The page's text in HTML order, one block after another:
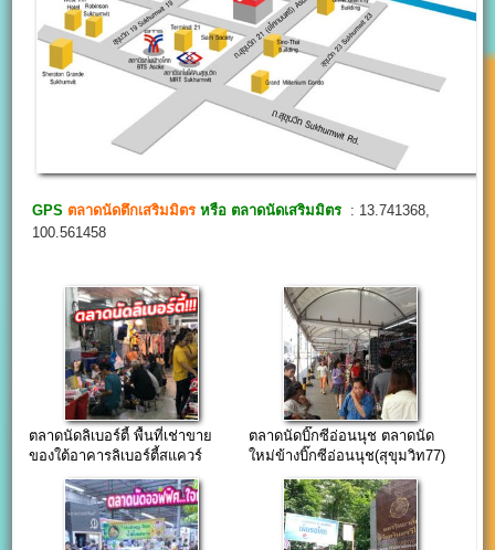
GPS ตลาดนัดตึกเสริมมิตร หรือ ตลาดนัดเสริมมิตร : 13.741368,
100.561458
ตลาดนัดลิเบอร์ตี้ พื้นที่เช่าขาย
ของใต้อาคารลิเบอร์ตี้สแควร์
ตลาดนัดบิ๊กซีอ่อนนุช ตลาดนัด
ใหม่ข้างบิ๊กซีอ่อนนุช(สุขุมวิท77)